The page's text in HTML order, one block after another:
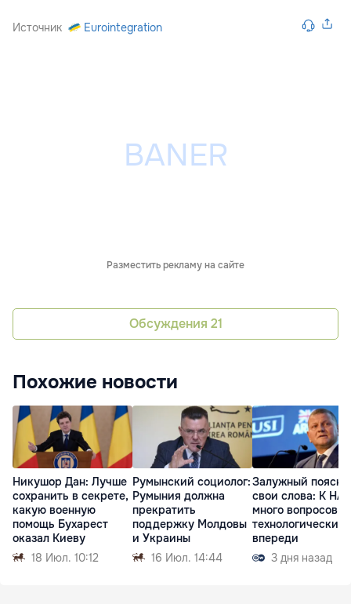
Источник Eurointegration
Разместить рекламу на сайте
Обсуждения 21
Похожие новости
Никушор Дан: Лучше
сохранить в секрете,
какую военную
помощь Бухарест
оказал Киеву
18 Июл. 10:12
Румынский социолог:
Румыния должна
прекратить
поддержку Молдовы
и Украины
16 Июл. 14:44
Залужный
свои слова: К
много вопросов,
технологически
впереди
3 дня назад